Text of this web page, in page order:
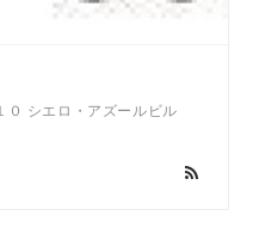
０ シエロ・アズールビル